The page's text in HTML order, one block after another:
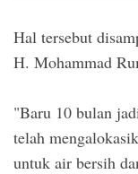
Hal tersebut
H. Mohammad
"Baru 10 bulan
telah
untuk air bersih